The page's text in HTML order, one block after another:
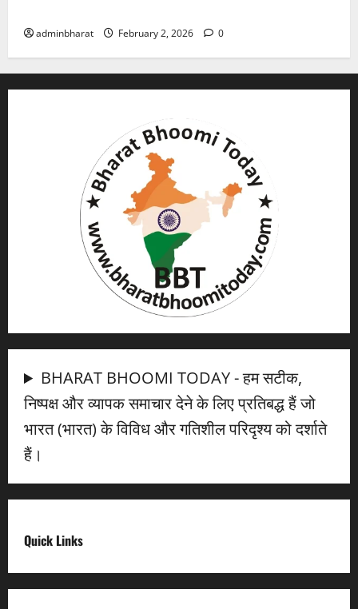
adminbharat February 2, 2026 0
BHARAT BHOOMI TODAY - हम सटीक,
निष्पक्ष और व्यापक समाचार देने के लिए प्रतिबद्ध हैं जो
भारत (भारत) के विविध और गतिशील परिदृश्य को दर्शाते
हैं।
Quick Links